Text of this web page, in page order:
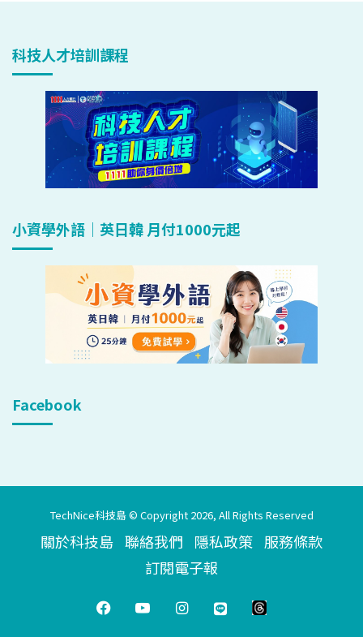
科技人才培訓課程
小資學外語｜英日韓 月付1000元起
Facebook
TechNice科技島 © Copyright 2026, All Rights Reserved
關於科技島 聯絡我們 隱私政策 服務條款
訂閱電子報